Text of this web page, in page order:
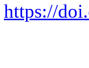
https://